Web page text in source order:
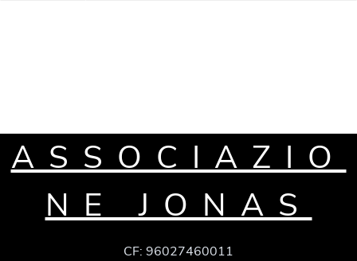
ASSOCIAZIO
NE JONAS
CF: 96027460011